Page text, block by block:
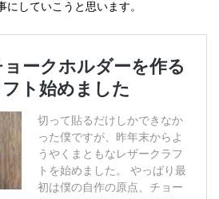
していこうと思います。